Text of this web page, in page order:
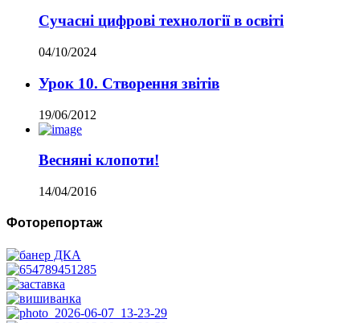
Сучасні цифрові технології в освіті
04/10/2024
Урок 10. Створення звітів
19/06/2012
Весняні клопоти!
14/04/2016
Фоторепортаж